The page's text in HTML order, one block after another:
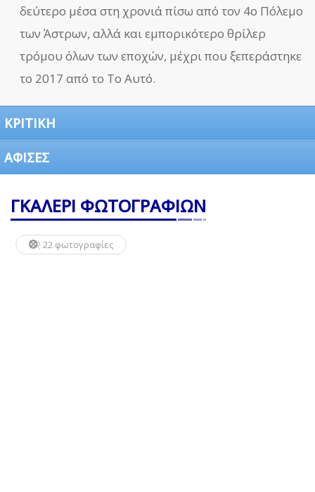
δεύτερο μέσα στη χρονιά πίσω από τον 4ο Πόλεμο
των Άστρων, αλλά και εμπορικότερο θρίλερ
τρόμου όλων των εποχών, μέχρι που ξεπεράστηκε
το 2017 από το Το Αυτό.
ΚΡΙΤΙΚΗ
ΑΦΙΣΕΣ
ΓΚΑΛΕΡΙ ΦΩΤΟΓΡΑΦΙΩΝ
22 φωτογραφίες